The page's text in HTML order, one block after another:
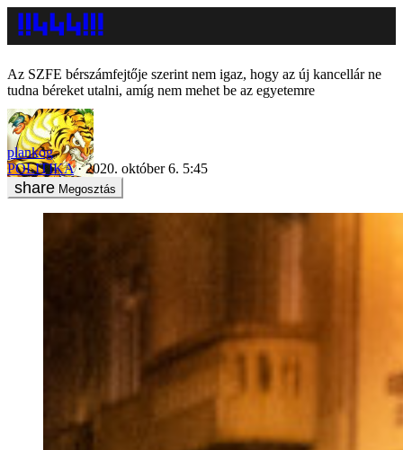
Az SZFE bérszámfejtője szerint nem igaz, hogy az új kancellár ne
tudna béreket utalni, amíg nem mehet be az egyetemre
plankog
POLITIKA
2020. október 6. 5:45
Megosztás